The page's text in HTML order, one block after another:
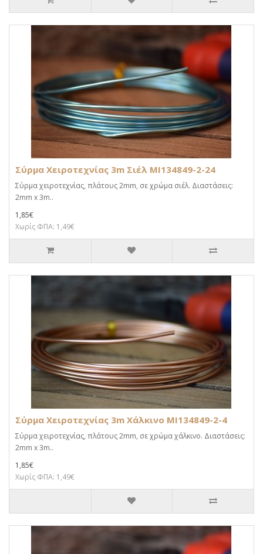
Σύρμα Χειροτεχνίας 3m Σιέλ MI134849-2-24
Σύρμα χειροτεχνίας, πλάτους 2mm, σε χρώμα σιέλ. Διαστάσεις:
2mm x 3m..
1,85€
Χωρίς ΦΠΑ: 1,49€
Σύρμα Χειροτεχνίας 3m Χάλκινο MI134849-2-4
Σύρμα χειροτεχνίας, πλάτους 2mm, σε χρώμα χάλκινο. Διαστάσεις:
2mm x 3m..
1,85€
Χωρίς ΦΠΑ: 1,49€